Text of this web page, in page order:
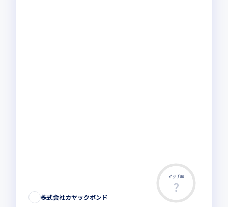
マッチ率
株式会社カヤックボンド